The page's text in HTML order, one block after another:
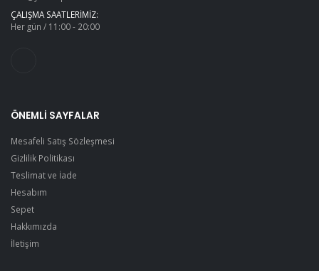
ÇALIŞMA SAATLERIMIZ:
Her gün / 11:00 - 20:00
ÖNEMLI SAYFALAR
Mesafeli Satış Sözleşmesi
Gizlilik Politikası
Teslimat ve İade
Hesabım
Sepet
Hakkımızda
İletişim